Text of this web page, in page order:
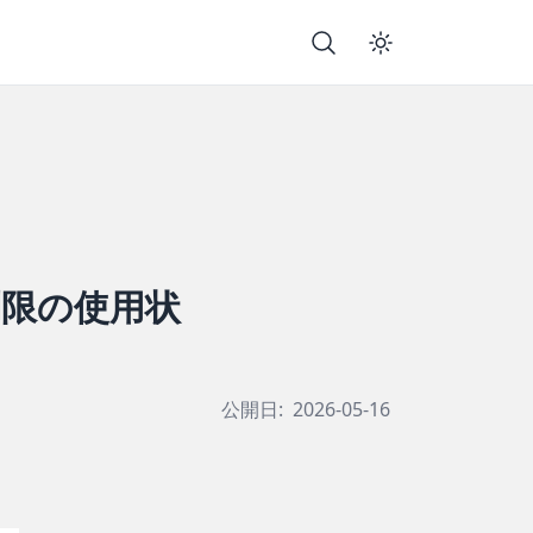
の使用状
公開日: 2026-05-16